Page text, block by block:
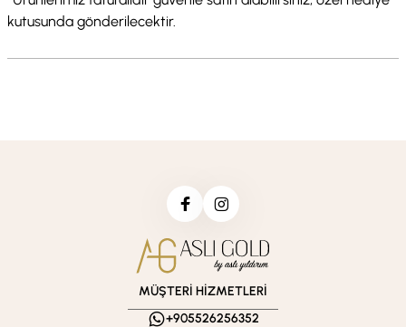
kutusunda gönderilecektir.
MÜŞTERİ HİZMETLERİ
+905526256352